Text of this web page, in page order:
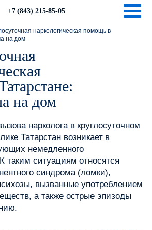
+7 (843) 215-85-05
наркологическая помощь в
на дом
на дом
нарколога в круглосуточном
Татарстан возникает в
немедленного
таким ситуациям относятся
синдрома (ломки),
вызванные употреблением
а также острые эпизоды